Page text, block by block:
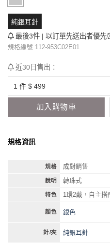
純銀耳針
最後3件 | 以訂單先送出者優先
規格編號 112-953C02E01
近30日售出：
加入購物車
規格資訊
規格 成對銷售
說明 轉珠式
特色 1環2戴，自主搭
顏色 銀色
針/夾 純銀耳針